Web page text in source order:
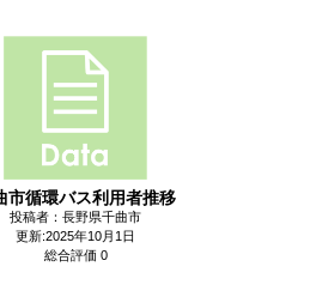
市循環バス利用者推移
投稿者：長野県千曲市
更新:2025年10月1日
総合評価 0